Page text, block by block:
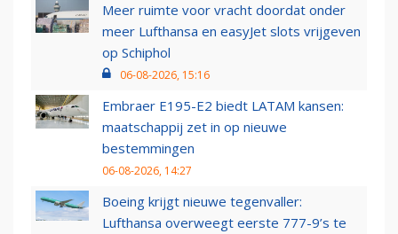
Meer ruimte voor vracht doordat onder
meer Lufthansa en easyJet slots vrijgeven
op Schiphol
06-08-2026, 15:16
Embraer E195-E2 biedt LATAM kansen:
maatschappij zet in op nieuwe
bestemmingen
06-08-2026, 14:27
Boeing krijgt nieuwe tegenvaller:
Lufthansa overweegt eerste 777-9’s te